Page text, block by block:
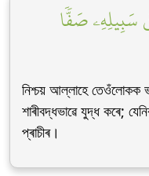
سَبِيلِهِۦ صَفّٗا
নিশ্চয় আল্লাহে তেওঁলোকক
শাৰীবদ্ধভাৱে যুদ্ধ কৰে;
প্ৰাচীৰ।